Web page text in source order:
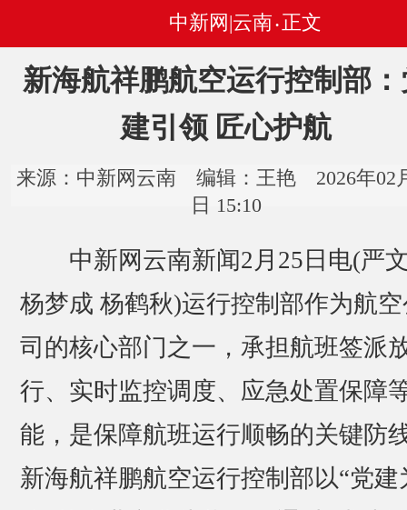
中新网|云南 • 正文
新海航祥鹏航空运行控制部：
建引领 匠心护航
来源：中新网云南 编辑：王艳 2026年02
日 15:10
中新网云南新闻2月25日电(严
杨梦成 杨鹤秋)运行控制部作为航
司的核心部门之一，承担航班签派
行、实时监控调度、应急处置保障
能，是保障航班运行顺畅的关键防
新海航祥鹏航空运行控制部以“党建